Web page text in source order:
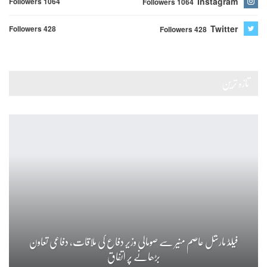
Twitter
Followers 428
Followers 428
فیلڈ مارشل عاصم منیر سے صومالی وزیر دفاع کی ملاقات، دفاعی تعاون
بڑھانے پر اتفاق